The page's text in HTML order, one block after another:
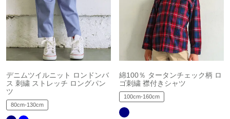
デニムツイルニット ロンドンバ
ス 刺繍 ストレッチ ロングパン
ツ
80cm-130cm
綿100％ タータンチェック柄 ロ
ゴ刺繍 襟付きシャツ
100cm-160cm